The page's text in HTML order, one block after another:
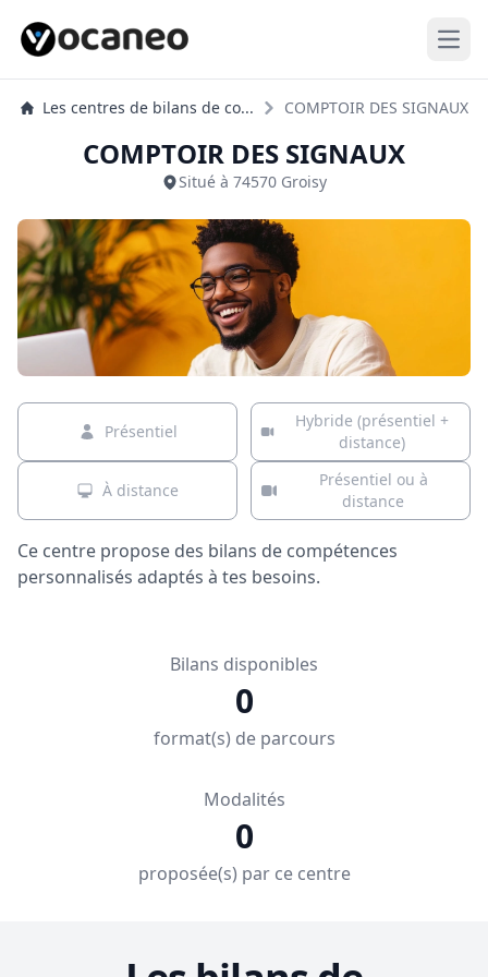
Les centres de bilans de co... COMPTOIR DES SIGNAUX
COMPTOIR DES SIGNAUX
Situé à 74570 Groisy
Présentiel
Hybride (présentiel +
distance)
À distance
Présentiel ou à
distance
Ce centre propose des bilans de compétences
personnalisés adaptés à tes besoins.
Bilans disponibles
0
format(s) de parcours
Modalités
0
proposée(s) par ce centre